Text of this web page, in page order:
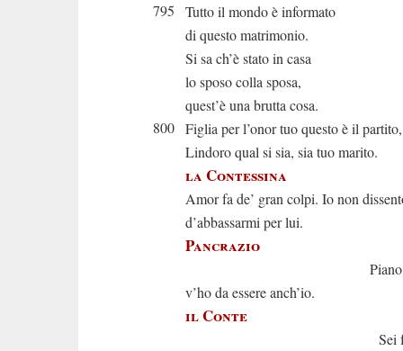
795
Tutto il mondo è informato
di questo matrimonio.
Si sa ch’è stato in casa
lo sposo colla sposa,
quest’è una brutta cosa.
800 Figlia per l’onor tuo questo è il partito,
Lindoro qual si sia, sia tuo marito.
la Contessina
Amor fa de’ gran colpi. Io non
d’abbassarmi per lui.
Pancrazio
Piano di
v’ho da essere anch’io.
il Conte
Sei